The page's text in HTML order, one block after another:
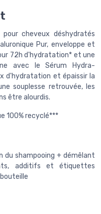
cheveux déshydratés
Pur, enveloppe et
72h d'hydratation* et une
avec le Sérum Hydra-
d'hydratation et épaissir la
souplesse retrouvée, les
être alourdis.
100% recyclé***
du shampooing + démêlant
additifs et étiquettes